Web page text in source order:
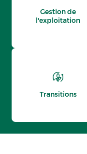
Gestion de
l'exploitation
Transitions